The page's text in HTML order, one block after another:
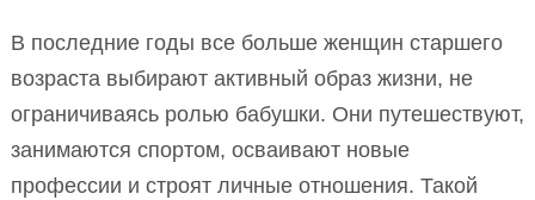
В последние годы все больше женщин старшего
возраста выбирают активный образ жизни, не
ограничиваясь ролью бабушки. Они путешествуют,
занимаются спортом, осваивают новые
профессии и строят личные отношения. Такой